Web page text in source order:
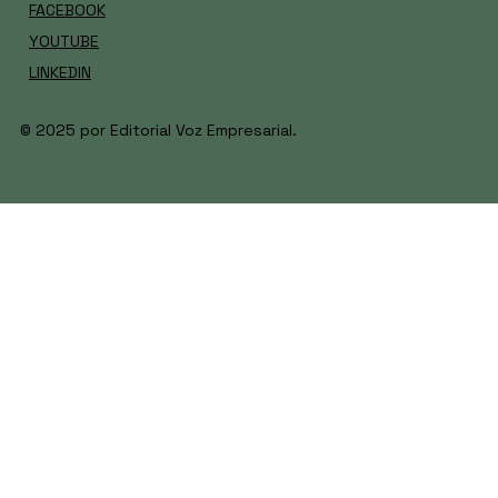
© 2025 por Editorial Voz Empresarial.
FACEBOOK
YOUTUBE
LINKEDIN